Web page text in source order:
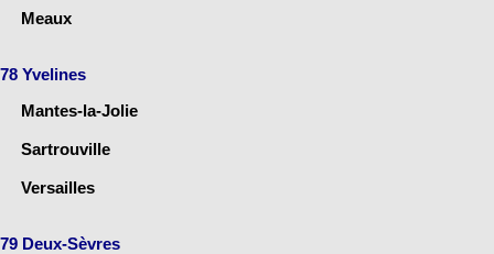
Meaux
78 Yvelines
Mantes-la-Jolie
Sartrouville
Versailles
79 Deux-Sèvres